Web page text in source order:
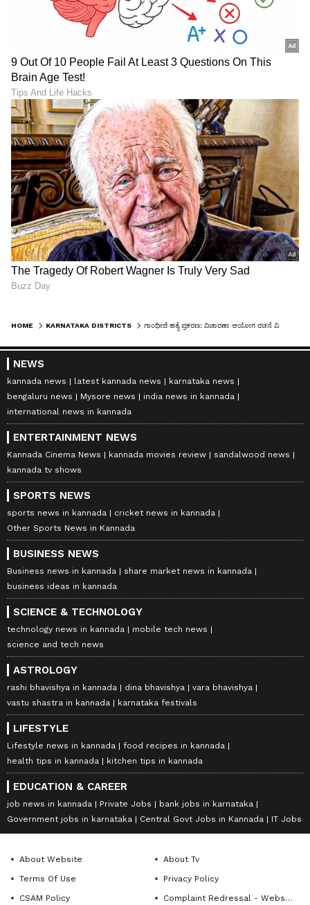
HOME KARNATAKA DISTRICTS
NEWS
kannada news latest kannada news
karnataka news
bengaluru news
Mysore news
india news in kannada
international news in kannada
ENTERTAINMENT NEWS
Kannada Cinema News kannada movies review
sandalwood news
kannada tv shows
SPORTS NEWS
sports news in kannada
cricket news in kannada
Other Sports News in Kannada
BUSINESS NEWS
Business news in kannada
share market news in kannada
business ideas in kannada
SCIENCE & TECHNOLOGY
technology news in kannada
mobile tech news
science and tech news
ASTROLOGY
rashi bhavishya in kannada dina bhavishya
vara bhavishya
vastu shastra in kannada
karnataka festivals
LIFESTYLE
Lifestyle news in kannada
food recipes in kannada
health tips in kannada
kitchen tips in kannada
EDUCATION & CAREER
job news in kannada Private Jobs
bank jobs in karnataka
Government jobs in karnataka
Central Govt Jobs in Kannada IT Jobs
About Website
About Tv
Terms Of Use
Privacy Policy
CSAM Policy
Complaint Redressal - Website